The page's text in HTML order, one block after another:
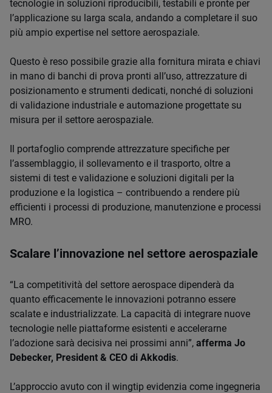
tecnologie in soluzioni riproducibili, testabili e pronte per
l’applicazione su larga scala, andando a completare il suo
più ampio expertise nel settore aerospaziale.
Questo è reso possibile grazie alla fornitura mirata e chiavi
in mano di banchi di prova pronti all’uso, attrezzature di
posizionamento e strumenti dedicati, nonché di soluzioni
di validazione industriale e automazione progettate su
misura per il settore aerospaziale.
Il portafoglio comprende attrezzature specifiche per
l’assemblaggio, il sollevamento e il trasporto, oltre a
sistemi di test e validazione e soluzioni digitali per la
produzione e la logistica – contribuendo a rendere più
efficienti i processi di produzione, manutenzione e processi
MRO.
Scalare l’innovazione nel settore aerospaziale
“La competitività del settore aerospace dipenderà da
quanto efficacemente le innovazioni potranno essere
scalate e industrializzate. La capacità di integrare nuove
tecnologie nelle piattaforme esistenti e accelerarne
l’adozione sarà decisiva nei prossimi anni”, afferma Jo
Debecker, President & CEO di Akkodis.
L’approccio avuto con il wingtip evidenzia come ingegneria